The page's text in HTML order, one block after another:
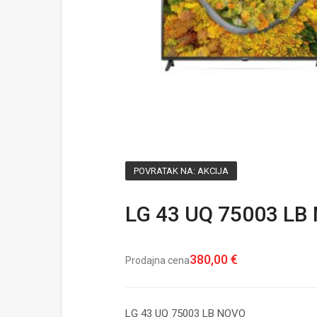
POVRATAK NA: AKCIJA
LG 43 UQ 75003 LB
Prodajna cena380,00 €
LG 43 UQ 75003 LB NOVO